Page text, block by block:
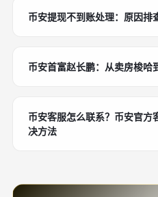
币安提现不到账处理：原因排
币安首富赵长鹏：从卖房梭哈
币安客服怎么联系？币安官方
决方法